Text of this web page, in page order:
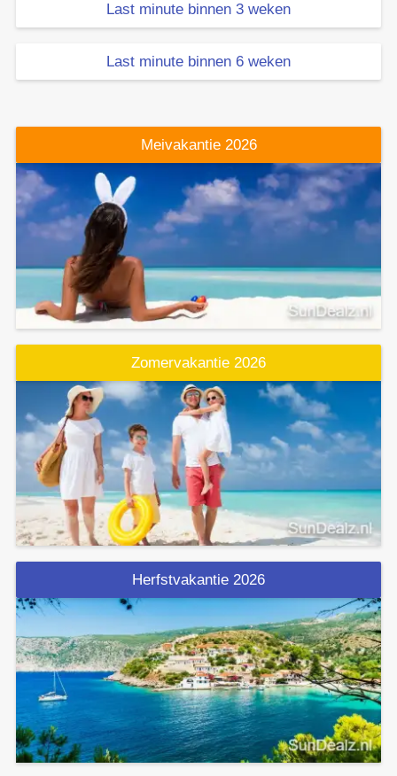
Last minute binnen 3 weken
Last minute binnen 6 weken
Meivakantie 2026
Zomervakantie 2026
Herfstvakantie 2026